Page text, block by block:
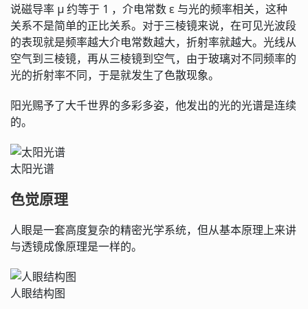
说磁导率 μ 约等于 1 ，介电常数 ε 与光的频率相关，这种
关系不是简单的正比关系。对于三棱镜来说，在可见光波段
的表现就是频率越大介电常数越大，折射率就越大。光线从
空气到三棱镜，再从三棱镜到空气，由于玻璃对不同频率的
光的折射率不同，于是就发生了色散现象。
阳光赐予了大千世界的多彩多姿，他发出的光的光谱是连续
的。
太阳光谱
色觉原理
人眼是一套高度复杂的精密光学系统，但从基本原理上来讲
与透镜成像原理是一样的。
人眼结构图